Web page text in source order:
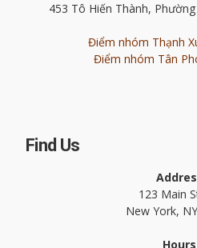
453 Tô Hiến Thành,
Điểm nhóm Thạnh
Điểm nhóm Tân
Find Us
123 Main
New York,
Hours